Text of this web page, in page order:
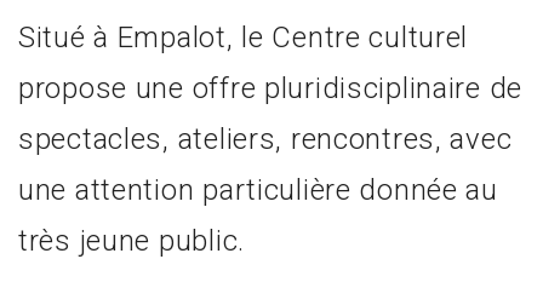
Situé à Empalot, le Centre culturel
propose une offre pluridisciplinaire de
spectacles, ateliers, rencontres, avec
une attention particulière donnée au
très jeune public.